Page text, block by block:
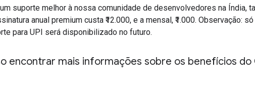
suporte melhor à nossa comunidade de desenvolvedores na Índia,
anual premium custa ₹12.000, e a mensal, ₹1.000. Observação:
para UPI será disponibilizado no futuro.
encontrar mais informações sobre os benefícios do